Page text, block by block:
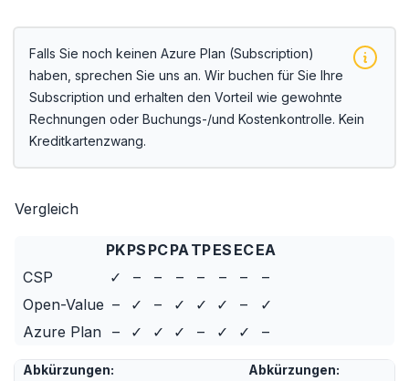
Falls Sie noch keinen Azure Plan (Subscription)
haben, sprechen Sie uns an. Wir buchen für Sie Ihre
Subscription und erhalten den Vorteil wie gewohnte
Rechnungen oder Buchungs-/und Kostenkontrolle. Kein
Kreditkartenzwang.
Vergleich
PKPS PCPATPES ECEA
CSP
✓ – – – – – –
–
Open-Value – ✓ – ✓ ✓ ✓ –
✓
Azure Plan – ✓ ✓ ✓ – ✓ ✓ –
Abkürzungen:
Abkürzungen: